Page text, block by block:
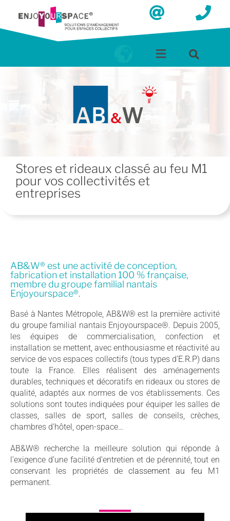
Stores et rideaux classé au feu M1
pour vos collectivités et
entreprises
AB&W® est une activité de conception,
fabrication et installation 100 % française,
membre du groupe familial nantais
Enjoyourspace®.
Basé à Nantes Métropole, AB&W® est la première activité
du groupe familial nantais Enjoyourspace®. Depuis 2005,
les équipes de commercialisation, confection et
installation se mettent, avec enthousiasme et réactivité au
service de vos espaces collectifs (tous types d’E.R.P) dans
toute la France. Elles réalisent des aménagements
durables, techniques et décoratifs en rideaux ou stores de
qualité, adaptés aux normes de vos établissements. Ces
solutions sont toutes indiquées pour équiper les salles de
classes, salles de sport, salles de conseils, crèches,
chambres d’hôtel, open-space…
AB&W® recherche la meilleure solution qui réponde à
l’exigence d’une facilité d’entretien et de pérennité, tout en
conservant les propriétés declassement au feu M1
permanent.